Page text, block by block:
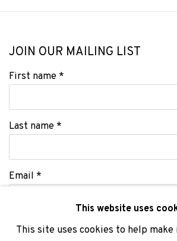
JOIN OUR MAILING LIST
First name *
Last name *
Email *
SIGNUP
This website uses
This site uses cookies to help